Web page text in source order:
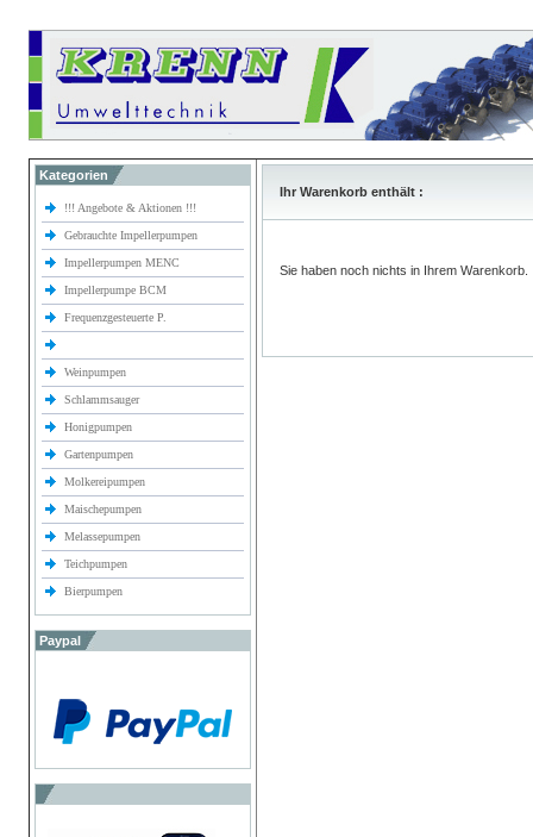
Kategorien
!!! Angebote & Aktionen !!!
Gebrauchte Impellerpumpen
Impellerpumpen MENC
Impellerpumpe BCM
Frequenzgesteuerte P.
Weinpumpen
Schlammsauger
Honigpumpen
Gartenpumpen
Molkereipumpen
Maischepumpen
Melassepumpen
Teichpumpen
Bierpumpen
Paypal
Ihr Warenkorb enthält :
Sie haben noch nichts in Ihrem Warenkorb.